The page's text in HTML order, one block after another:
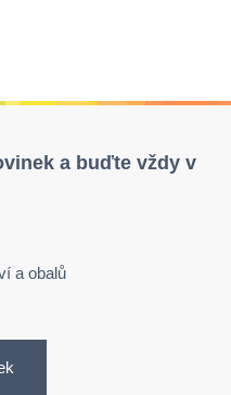
a buďte vždy v
a obalů